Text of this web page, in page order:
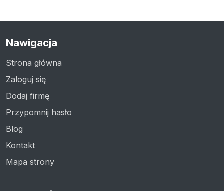
Nawigacja
Strona główna
Zaloguj się
Dodaj firmę
Przypomnij hasło
Blog
Kontakt
Mapa strony